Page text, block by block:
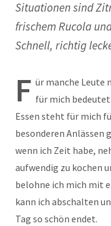
Situationen sind
frischem Rucola
Schnell, richtig
F ür manche Leute
für mich bedeutet
Essen steht für mich
besonderen Anlässen
wenn ich Zeit habe,
aufwendig zu kochen
belohne ich mich mit
kann ich abschalten
Tag so schön endet.